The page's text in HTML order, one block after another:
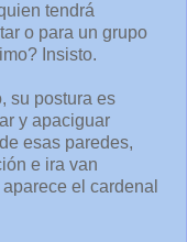
tendrá
o para un grupo
Insisto.
su postura es
y apaciguar
esas paredes,
e ira van
el cardenal